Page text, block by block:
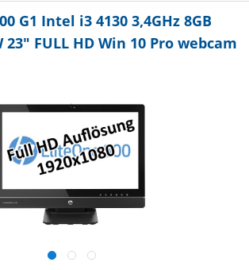
G1 Intel i3 4130 3,4GHz 8GB
23" FULL HD Win 10 Pro webcam